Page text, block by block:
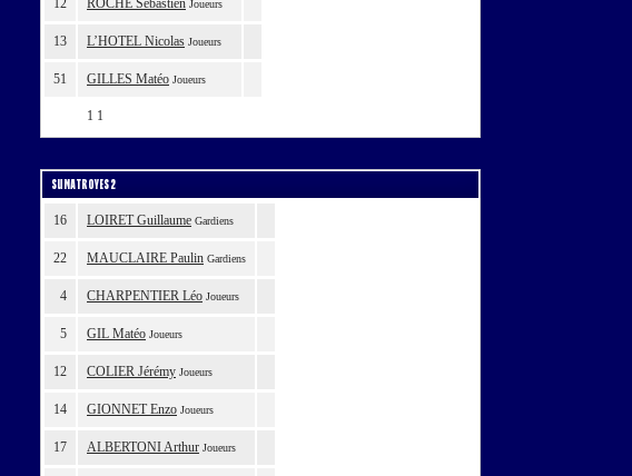
12 ROCHE Sébastien Joueurs
13 L’HOTEL Nicolas Joueurs
51 GILLES Matéo Joueurs
1 1
SUMA TROYES 2
16 LOIRET Guillaume Gardiens
22 MAUCLAIRE Paulin Gardiens
4 CHARPENTIER Léo Joueurs
5 GIL Matéo Joueurs
12 COLIER Jérémy Joueurs
14 GIONNET Enzo Joueurs
17 ALBERTONI Arthur Joueurs